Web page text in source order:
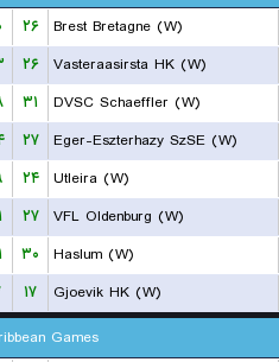
۲۶
Brest Bretagne (W)
۲۶
Vasteraasirsta HK (W)
۳۱
DVSC Schaeffler (W)
۲۷
Eger-Eszterhazy SzSE (W)
۲۴
Utleira (W)
۲۷
VFL Oldenburg (W)
۳۰
Haslum (W)
۱۷
Gjoevik HK (W)
Games